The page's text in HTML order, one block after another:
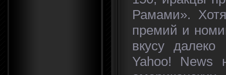
Рамами».
премий и
вкусу
Yahoo! News